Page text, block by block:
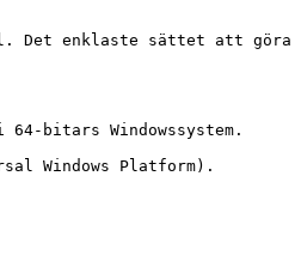
Det enklaste sättet att göra
bitars Windowssystem.
Windows Platform).